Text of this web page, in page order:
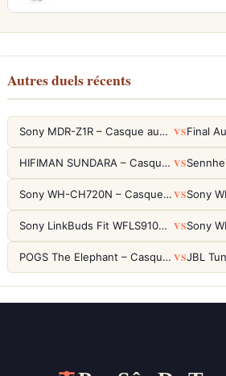
Autres duels récents
Sony MDR-Z1R – Casque audiophile fermé haute résolution VS
HIFIMAN SUNDARA – Casque Planar Magnetic Ouvert Over-Ear Audiophile VS
Sony WH-CH720N – Casque ANC 35h, Ultra-léger (192g) avec Processeur V1 VS
Sony LinkBuds Fit WFLS910NW Blanc – Écouteurs Sport Ailes ANC VS
POGS The Elephant – Casque Filaire Enfants 85dB POGS-Safe™ (Éco-Responsable) VS